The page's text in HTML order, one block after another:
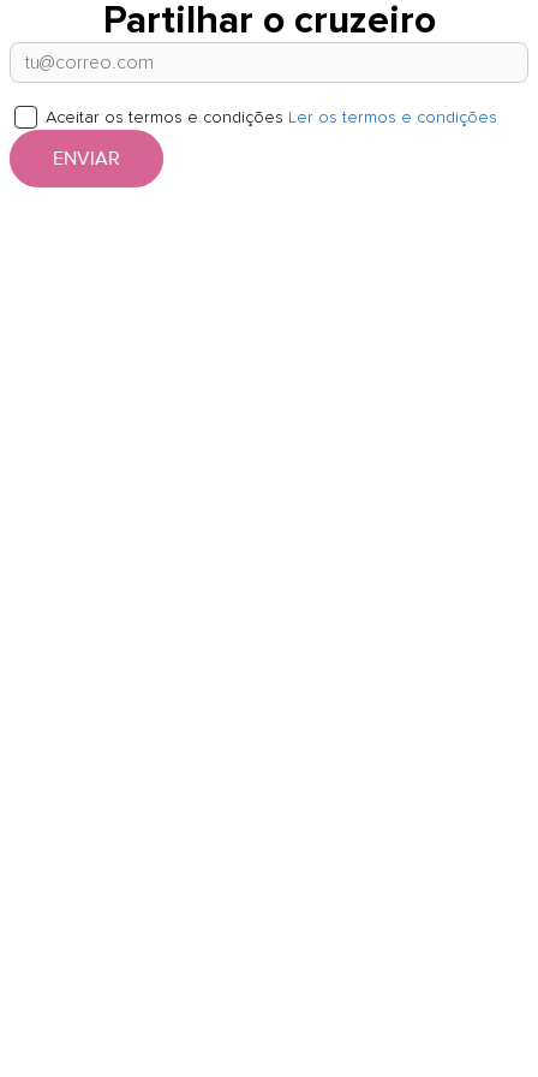
Partilhar o cruzeiro
Aceitar os termos e condições Ler os termos e condições
ENVIAR